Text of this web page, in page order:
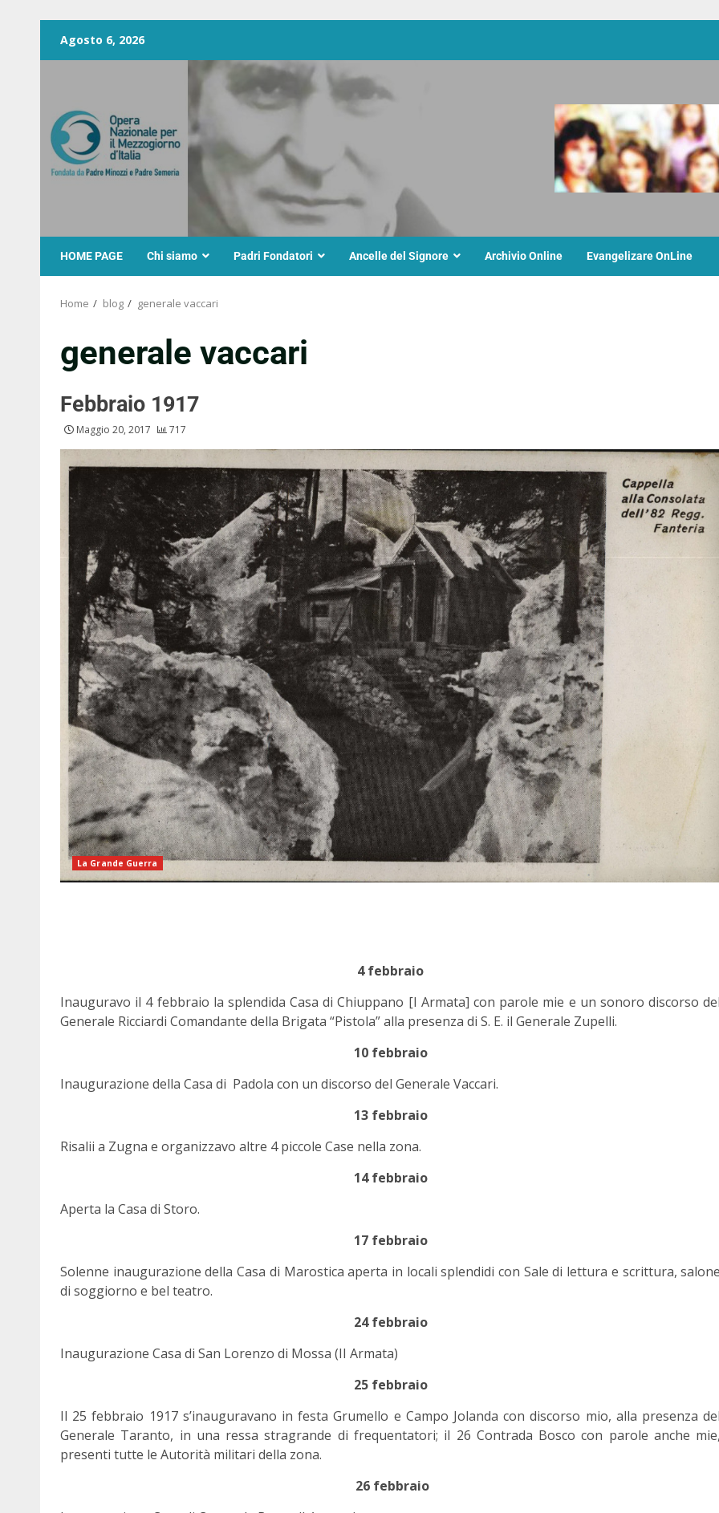
Agosto 6, 2026
HOME PAGE Chi siamo Padri Fondatori Ancelle del Signore Archivio Online Evangelizare OnLine
Home blog generale vaccari
generale vaccari
Febbraio 1917
Maggio 20, 2017 717
La Grande Guerra
4 febbraio
Inauguravo il 4 febbraio la splendida Casa di Chiuppano [I Armata] con parole mie e un sonoro discorso del
Generale Ricciardi Comandante della Brigata “Pistola” alla presenza di S. E. il Generale Zupelli.
10 febbraio
Inaugurazione della Casa di Padola con un discorso del Generale Vaccari.
13 febbraio
Risalii a Zugna e organizzavo altre 4 piccole Case nella zona.
14 febbraio
Aperta la Casa di Storo.
17 febbraio
Solenne inaugurazione della Casa di Marostica aperta in locali splendidi con Sale di lettura e scrittura, salone
di soggiorno e bel teatro.
24 febbraio
Inaugurazione Casa di San Lorenzo di Mossa (II Armata)
25 febbraio
Il 25 febbraio 1917 s’inauguravano in festa Grumello e Campo Jolanda con discorso mio, alla presenza del
Generale Taranto, in una ressa stragrande di frequentatori; il 26 Contrada Bosco con parole anche mie,
presenti tutte le Autorità militari della zona.
26 febbraio